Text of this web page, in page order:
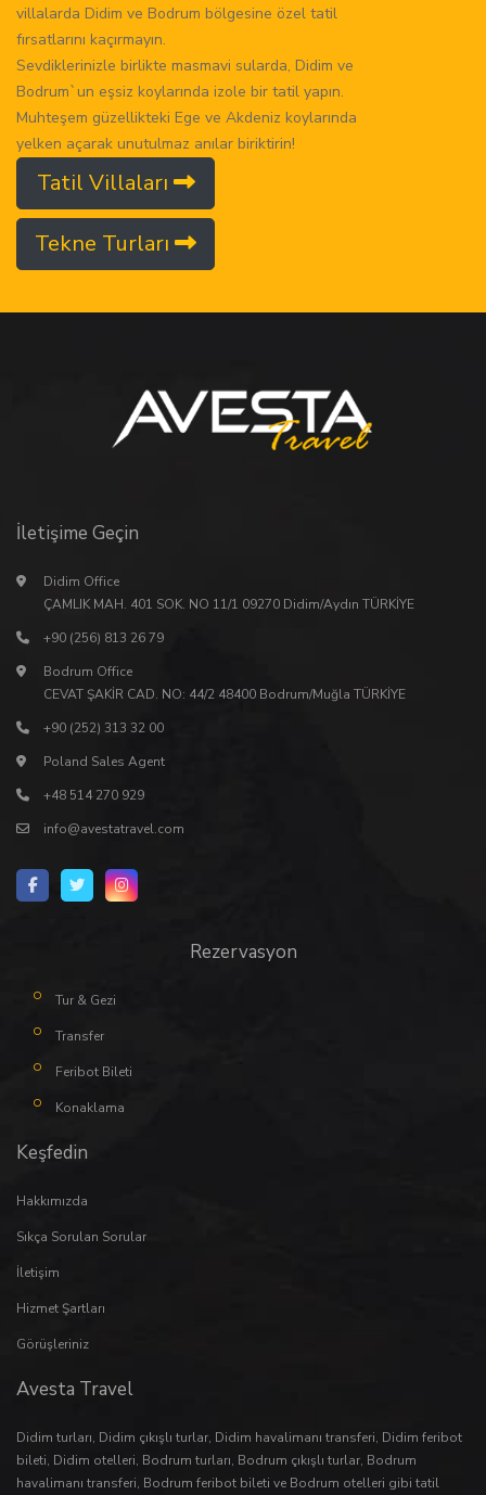
villalarda Didim ve Bodrum bölgesine özel tatil
fırsatlarını kaçırmayın.
Sevdiklerinizle birlikte masmavi sularda, Didim ve
Bodrum`un eşsiz koylarında izole bir tatil yapın.
Muhteşem güzellikteki Ege ve Akdeniz koylarında
yelken açarak unutulmaz anılar biriktirin!
Tatil Villaları
Tekne Turları
İletişime Geçin
Didim Office
ÇAMLIK MAH. 401 SOK. NO 11/1 09270 Didim/Aydın TÜRKİYE
+90 (256) 813 26 79
Bodrum Office
CEVAT ŞAKİR CAD. NO: 44/2 48400 Bodrum/Muğla TÜRKİYE
+90 (252) 313 32 00
Poland Sales Agent
+48 514 270 929
info@avestatravel.com
Rezervasyon
Tur & Gezi
Transfer
Feribot Bileti
Konaklama
Keşfedin
Hakkımızda
Sıkça Sorulan Sorular
İletişim
Hizmet Şartları
Görüşleriniz
Avesta Travel
Didim turları, Didim çıkışlı turlar, Didim havalimanı transferi, Didim feribot
bileti, Didim otelleri, Bodrum turları, Bodrum çıkışlı turlar, Bodrum
havalimanı transferi, Bodrum feribot bileti ve Bodrum otelleri gibi tatil